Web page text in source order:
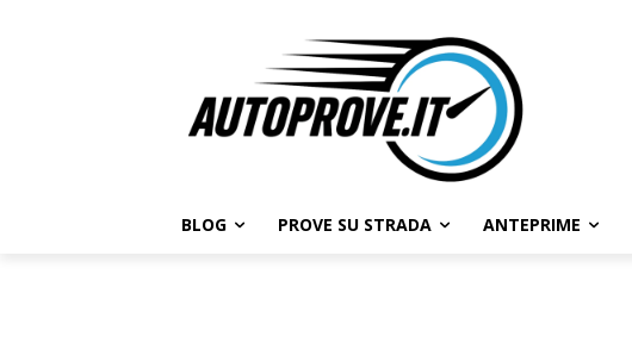
BLOG PROVE SU STRADA ANTEPRIME